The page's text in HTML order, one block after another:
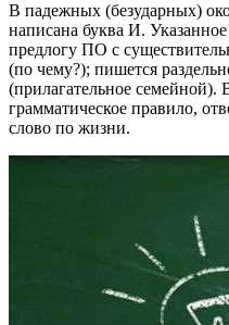
В падежных (безударных)
написана буква И. Указанное
предлогу ПO с
(по чему?); пишется
(прилагательное семейной).
грамматическое правило,
слово пo жизни.